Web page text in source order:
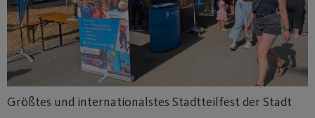
Größtes und internationalstes Stadtteilfest der Stadt